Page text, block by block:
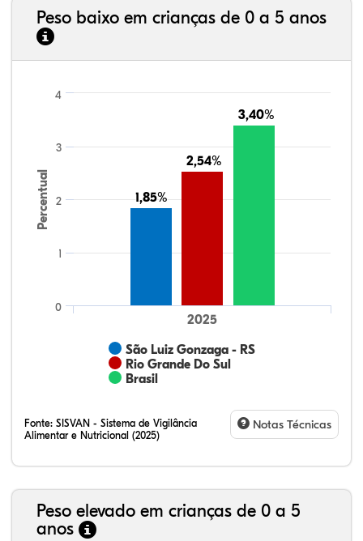
Peso baixo em crianças de 0 a 5 anos
Percentual 1,85%
1,85%
2,54%
2,54%
3,40%
3,40%
São Luiz Gonzaga - RS
Rio Grande Do Sul
Brasil
2025
0
1
2
3
4
Fonte: SISVAN - Sistema de Vigilância
Alimentar e Nutricional (2025)
Notas Técnicas
Peso elevado em crianças de 0 a 5
anos